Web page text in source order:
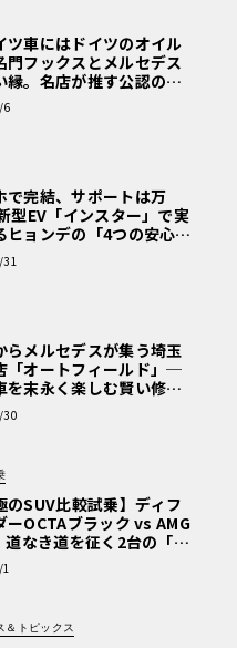
ツ車にはドイツのオイル
門フックスとメルセデス
縁。名店が推す公認の安
Cクラスで味わうシルキー
PR〉
6
で完結、サポートは万
型EV「インスター」で実
ヒョンデの「4つの安心」
・ヒョンデ6つの疑問：
Hyundai?】〈PR〉
らメルセデスが集う埼玉
「オートフィールド」─
末永く楽しむ賢い修理
プロがフックス製オイル
由〈PR〉
30
のSUV比較試乗】ディフ
ーOCTAブラック vs AMG
道なき道を征く2台の「対
ローチ」
＆トピックス